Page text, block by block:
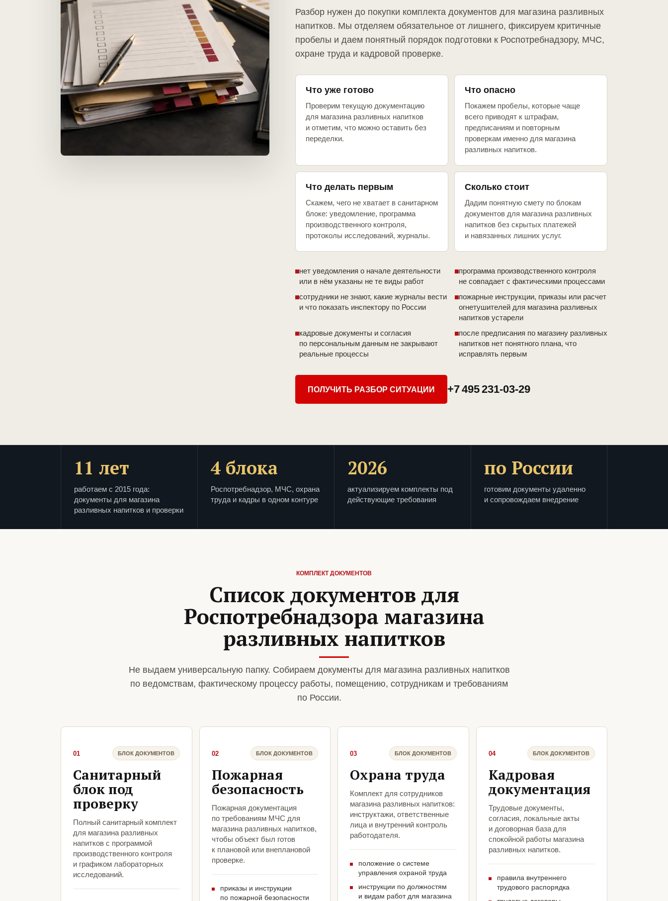
Разбор нужен до покупки комплекта документов для магазина разливных
напитков. Мы отделяем обязательное от лишнего, фиксируем критичные
пробелы и даем понятный порядок подготовки к Роспотребнадзору, МЧС,
охране труда и кадровой проверке.
Что уже готово
Проверим текущую документацию
для магазина разливных напитков
и отметим, что можно оставить без
переделки.
Что опасно
Покажем пробелы, которые чаще
всего приводят к штрафам,
предписаниям и повторным
проверкам именно для магазина
разливных напитков.
Что делать первым
Скажем, чего не хватает в санитарном
блоке: уведомление, программа
производственного контроля,
протоколы исследований, журналы.
Сколько стоит
Дадим понятную смету по блокам
документов для магазина разливных
напитков без скрытых платежей
и навязанных лишних услуг.
нет уведомления о начале деятельности
или в нём указаны не те виды работ
программа производственного контроля
не совпадает с фактическими процессами
сотрудники не знают, какие журналы вести
и что показать инспектору по России
пожарные инструкции, приказы или расчет
огнетушителей для магазина разливных
напитков устарели
кадровые документы и согласия
по персональным данным не закрывают
реальные процессы
после предписания по магазину разливных
напитков нет понятного плана, что
исправлять первым
ПОЛУЧИТЬ РАЗБОР СИТУАЦИИ +7 495 231-03-29
11 лет
работаем с 2015 года:
документы для магазина
разливных напитков и проверки
4 блока
Роспотребнадзор, МЧС, охрана
труда и кадры в одном контуре
2026
актуализируем комплекты под
действующие требования
по России
готовим документы удаленно
и сопровождаем внедрение
КОМПЛЕКТ ДОКУМЕНТОВ
Список документов для
Роспотребнадзора магазина
разливных напитков
Не выдаем универсальную папку. Собираем документы для магазина разливных напитков
по ведомствам, фактическому процессу работы, помещению, сотрудникам и требованиям
по России.
01 БЛОК ДОКУМЕНТОВ
Санитарный
блок под
проверку
Полный санитарный комплект
для магазина разливных
напитков с программой
производственного контроля
и графиком лабораторных
исследований.
02 БЛОК ДОКУМЕНТОВ
Пожарная
безопасность
Пожарная документация
по требованиям МЧС для
магазина разливных напитков,
чтобы объект был готов
к плановой или внеплановой
проверке.
приказы и инструкции
по пожарной безопасности
03 БЛОК ДОКУМЕНТОВ
Охрана труда
Комплект для сотрудников
магазина разливных напитков:
инструктажи, ответственные
лица и внутренний контроль
работодателя.
положение о системе
управления охраной труда
инструкции по должностям
и видам работ для магазина
04 БЛОК ДОКУМЕНТОВ
Кадровая
документация
Трудовые документы,
согласия, локальные акты
и договорная база для
спокойной работы магазина
разливных напитков.
правила внутреннего
трудового распорядка